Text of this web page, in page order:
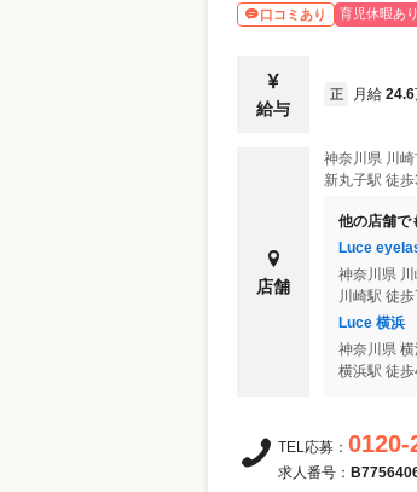
口コミあり 育児休暇あり
給与
正 月給 24.6
店舗
神奈川県 川
新丸子駅 徒
他の店舗で
Luce
神奈川県
川崎駅 徒
Luce 横浜
神奈川県 横
横浜駅 徒
TEL応募： 0120-
求人番号：